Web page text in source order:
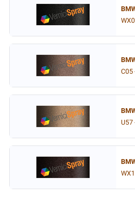
C05
U57